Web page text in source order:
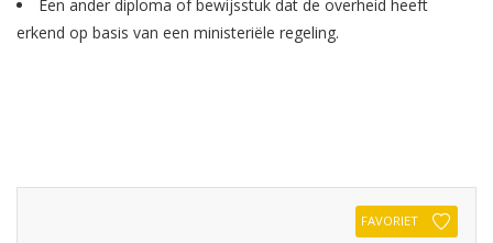
Een ander diploma of bewijsstuk dat de overheid heeft
erkend op basis van een ministeriële regeling.
FAVORIET